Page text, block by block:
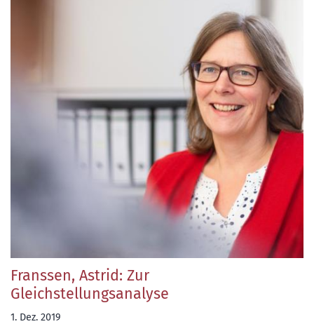
Franssen, Astrid: Zur
Gleichstellungsanalyse
1. Dez. 2019